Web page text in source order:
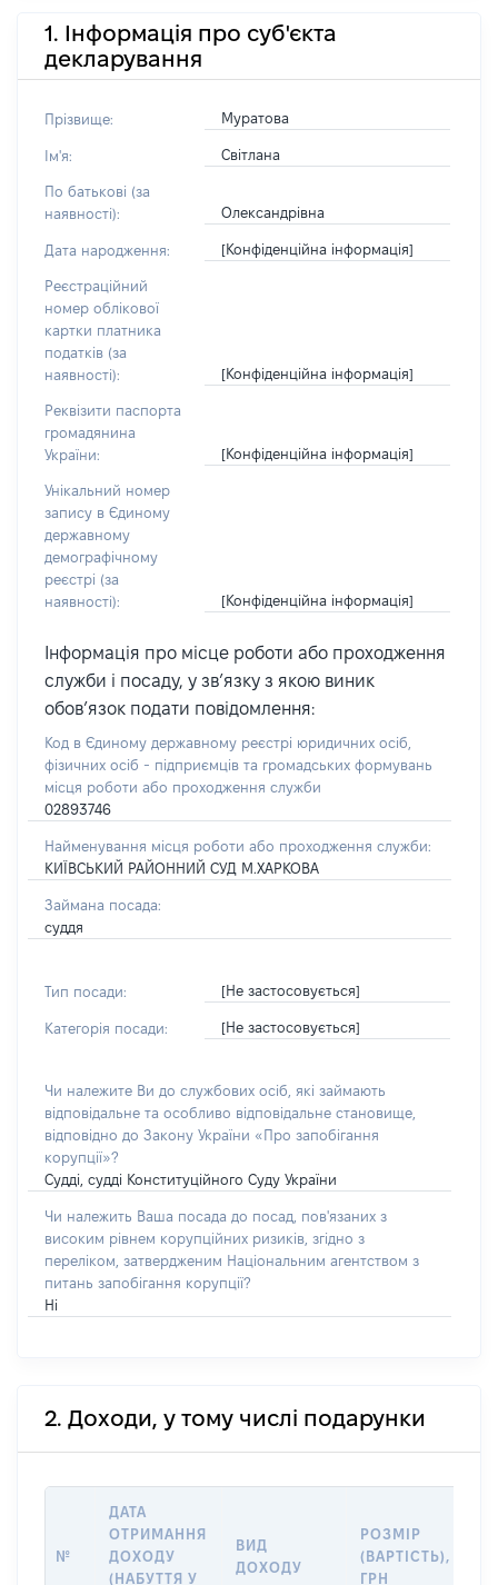
1. Інформація про суб'єкта
декларування
Прізвище: Муратова
Ім'я: Світлана
По батькові (за
наявності):
Олександрівна
Дата народження: [Конфіденційна інформація]
Реєстраційний
номер облікової
картки платника
податків (за
наявності):
[Конфіденційна інформація]
Реквізити паспорта
громадянина
України:
[Конфіденційна інформація]
Унікальний номер
запису в Єдиному
державному
демографічному
реєстрі (за
наявності):
[Конфіденційна інформація]
Інформація про місце роботи або проходження
служби і посаду, у зв’язку з якою виник
обов’язок подати повідомлення:
Код в Єдиному державному реєстрі юридичних осіб,
фізичних осіб - підприємців та громадських формувань
місця роботи або проходження служби
02893746
Найменування місця роботи або проходження служби:
КИЇВСЬКИЙ РАЙОННИЙ СУД М.ХАРКОВА
Займана посада:
суддя
Тип посади: [Не застосовується]
Категорія посади: [Не застосовується]
Чи належите Ви до службових осіб, які займають
відповідальне та особливо відповідальне становище,
відповідно до Закону України «Про запобігання
корупції»?
Судді, судді Конституційного Суду України
Чи належить Ваша посада до посад, пов'язаних з
високим рівнем корупційних ризиків, згідно з
переліком, затвердженим Національним агентством з
питань запобігання корупції?
Ні
2. Доходи, у тому числі подарунки
№
ДАТА
ОТРИМАННЯ
ДОХОДУ
(НАБУТТЯ У
ВИД
ДОХОДУ
РОЗМІР
(ВАРТІСТЬ),
ГРН